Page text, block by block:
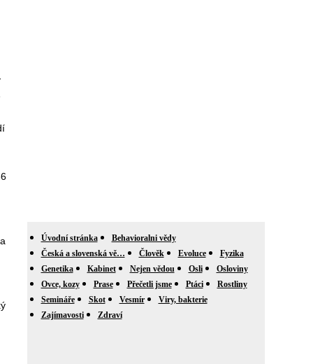
Úvodní stránka
Behavioralni vědy
Česká a slovenská vě…
Člověk Evoluce
Fyzika
Genetika
Kabinet Nejen vědou Osli
Osloviny
Ovce, kozy
Prase Přečetli jsme Ptáci
Rostliny
Semináře
Skot Vesmír
Viry, bakterie
Zajímavosti
Zdraví